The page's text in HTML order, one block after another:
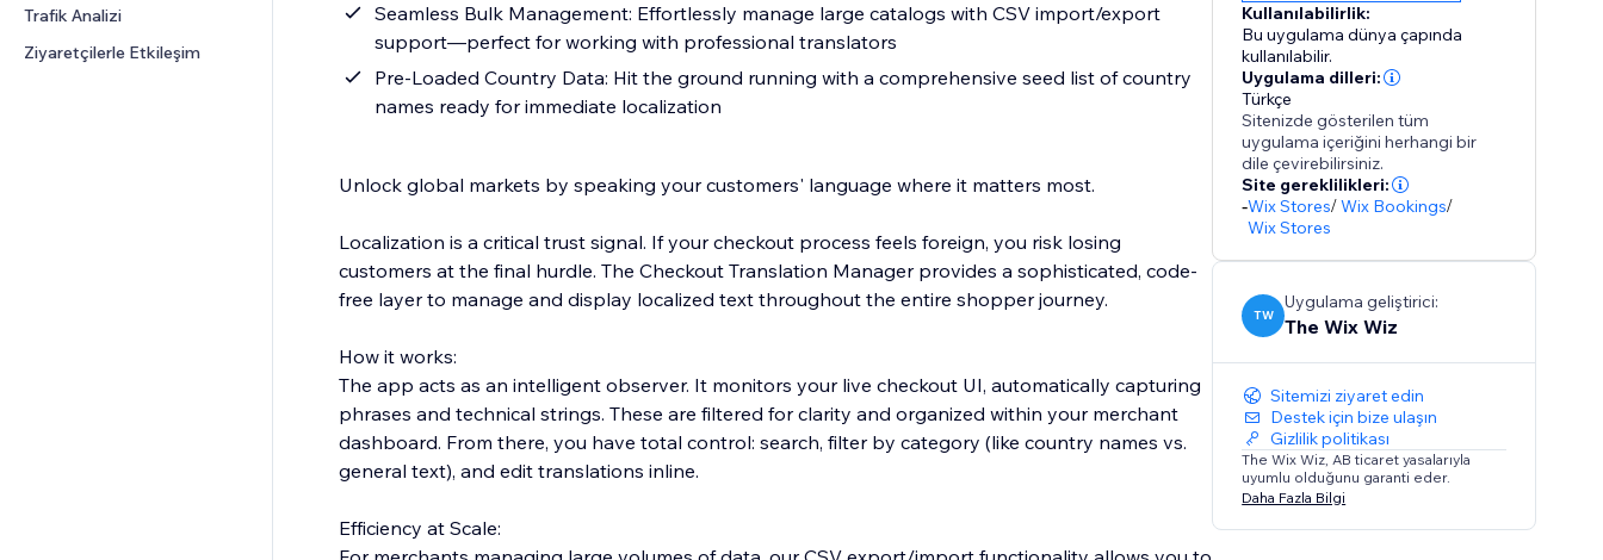
Trafik Analizi
Ziyaretçilerle Etkileşim
Seamless Bulk Management: Effortlessly manage large catalogs with CSV import/export
support—perfect for working with professional translators
Pre-Loaded Country Data: Hit the ground running with a comprehensive seed list of country
names ready for immediate localization
Unlock global markets by speaking your customers' language where it matters most.
Localization is a critical trust signal. If your checkout process feels foreign, you risk losing
customers at the final hurdle. The Checkout Translation Manager provides a sophisticated, code-
free layer to manage and display localized text throughout the entire shopper journey.
How it works:
The app acts as an intelligent observer. It monitors your live checkout UI, automatically capturing
phrases and technical strings. These are filtered for clarity and organized within your merchant
dashboard. From there, you have total control: search, filter by category (like country names vs.
general text), and edit translations inline.
Efficiency at Scale:
Kullanılabilirlik:
Bu uygulama dünya çapında
kullanılabilir.
Uygulama dilleri:
Türkçe
Sitenizde gösterilen tüm
uygulama içeriğini herhangi bir
dile çevirebilirsiniz.
Site gereklilikleri:
-Wix Stores/Wix Bookings/
Wix Stores
TW
Uygulama geliştirici:
The Wix Wiz
Sitemizi ziyaret edin
Destek için bize ulaşın
Gizlilik politikası
The Wix Wiz, AB ticaret yasalarıyla
uyumlu olduğunu garanti eder.
Daha Fazla Bilgi